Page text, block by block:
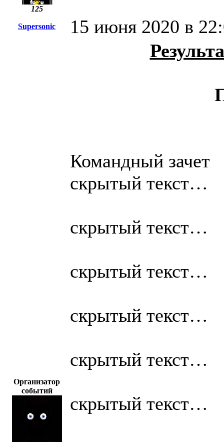
125
Supersonic 15 июня 2020 в
Организатор
событий
Командный зачет
скрытый текст…
скрытый текст…
скрытый текст…
скрытый текст…
скрытый текст…
скрытый текст…